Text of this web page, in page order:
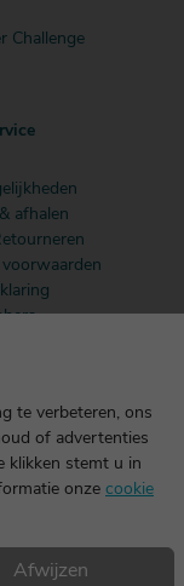
Challenge
afhalen
te verbeteren, ons
of advertenties
klikken stemt u in
onze cookie
Afwijzen